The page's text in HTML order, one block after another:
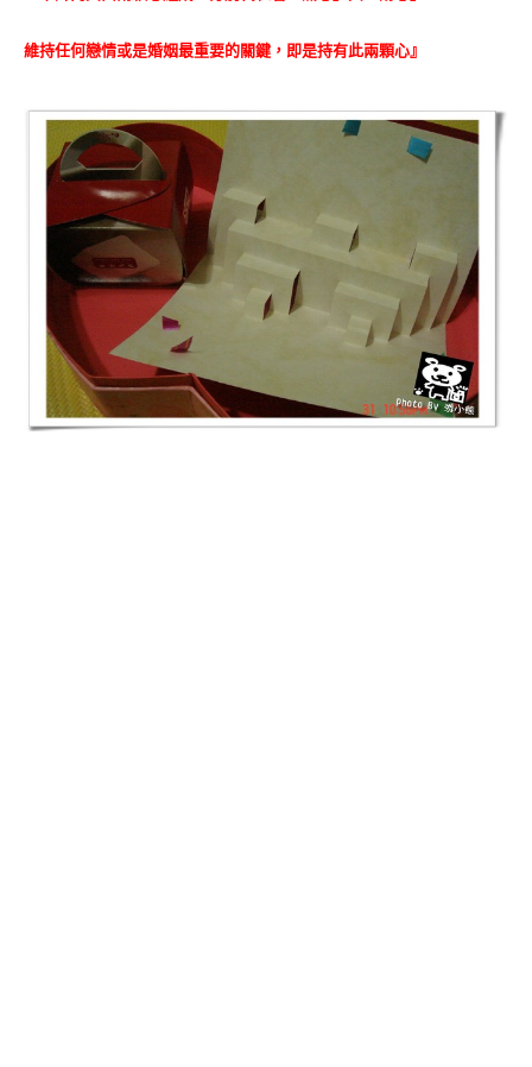
維持任何戀情或是婚姻最重要的關鍵，即是持有此兩顆心』